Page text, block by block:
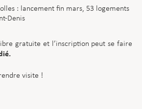
: lancement fin mars, 53 logements
Denis
gratuite et l’inscription peut se faire
visite !